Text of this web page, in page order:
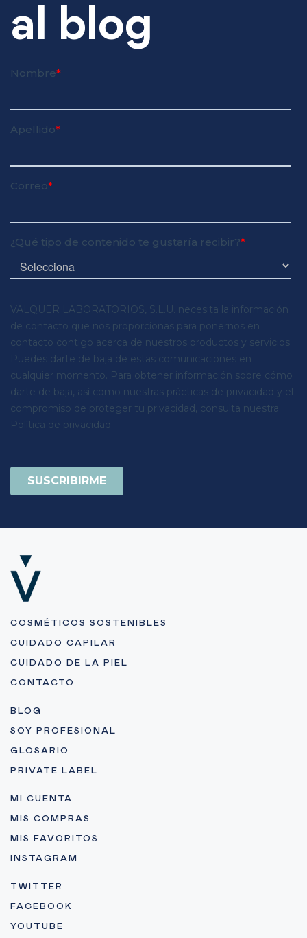
al blog
COSMÉTICOS SOSTENIBLES
CUIDADO CAPILAR
CUIDADO DE LA PIEL
CONTACTO
BLOG
SOY PROFESIONAL
GLOSARIO
PRIVATE LABEL
MI CUENTA
MIS COMPRAS
MIS FAVORITOS
INSTAGRAM
TWITTER
FACEBOOK
YOUTUBE